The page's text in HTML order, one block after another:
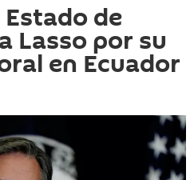
de
Lasso por su
en Ecuador